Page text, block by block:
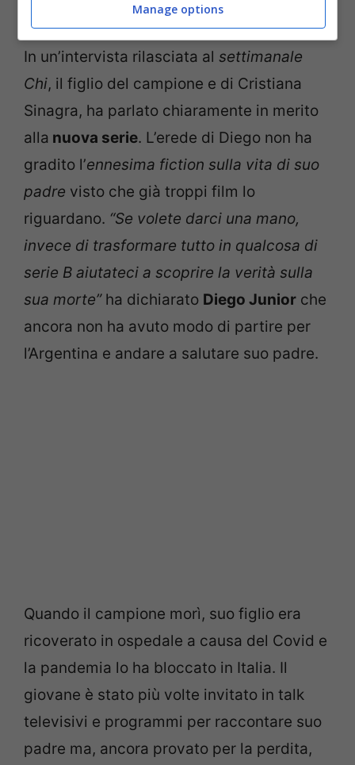
Diego Junior sul campo (screen Instagram)
In un’intervista rilasciata al settimanale
Chi, il figlio del campione e di Cristiana
Sinagra, ha parlato chiaramente in merito
alla nuova serie. L’erede di Diego non ha
gradito l’ennesima fiction sulla vita di suo
padre visto che già troppi film lo
riguardano. “Se volete darci una mano,
invece di trasformare tutto in qualcosa di
serie B aiutateci a scoprire la verità sulla
sua morte”ha dichiarato Diego Junior che
ancora non ha avuto modo di partire per
l’Argentina e andare a salutare suo padre.
Quando il campione morì, suo figlio era
ricoverato in ospedale a causa del Covid e
la pandemia lo ha bloccato in Italia. Il
giovane è stato più volte invitato in talk
televisivi e programmi per raccontare suo
padre ma, ancora provato per la perdita,
Manage options